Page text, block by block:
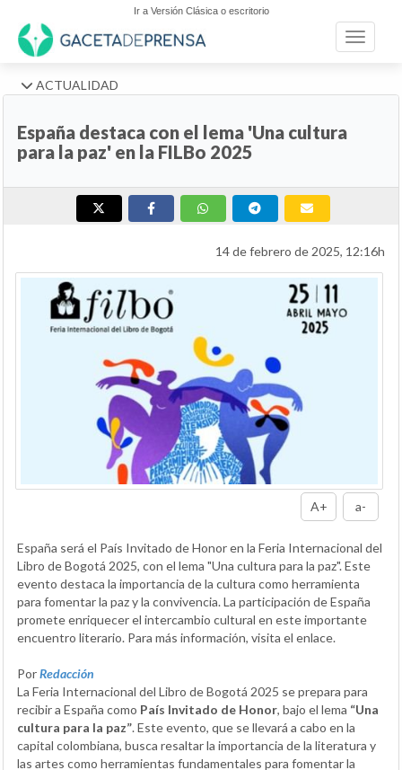
Ir a Versión Clásica o escritorio
Toggle
ACTUALIDAD
España destaca con el lema 'Una cultura
para la paz' en la FILBo 2025
14 de febrero de 2025, 12:16h
A+ a-
España será el País Invitado de Honor en la Feria Internacional del
Libro de Bogotá 2025, con el lema "Una cultura para la paz". Este
evento destaca la importancia de la cultura como herramienta
para fomentar la paz y la convivencia. La participación de España
promete enriquecer el intercambio cultural en este importante
encuentro literario. Para más información, visita el enlace.
PorRedacción
La Feria Internacional del Libro de Bogotá 2025 se prepara para
recibir a España como País Invitado de Honor, bajo el lema “Una
cultura para la paz”. Este evento, que se llevará a cabo en la
capital colombiana, busca resaltar la importancia de la literatura y
las artes como herramientas fundamentales para fomentar la